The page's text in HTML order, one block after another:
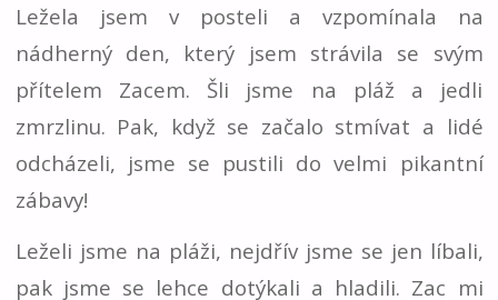
Ležela jsem v posteli a vzpomínala na
nádherný den, který jsem strávila se svým
přítelem Zacem. Šli jsme na pláž a jedli
zmrzlinu. Pak, když se začalo stmívat a lidé
odcházeli, jsme se pustili do velmi pikantní
zábavy!
Leželi jsme na pláži, nejdřív jsme se jen líbali,
pak jsme se lehce dotýkali a hladili. Zac mi